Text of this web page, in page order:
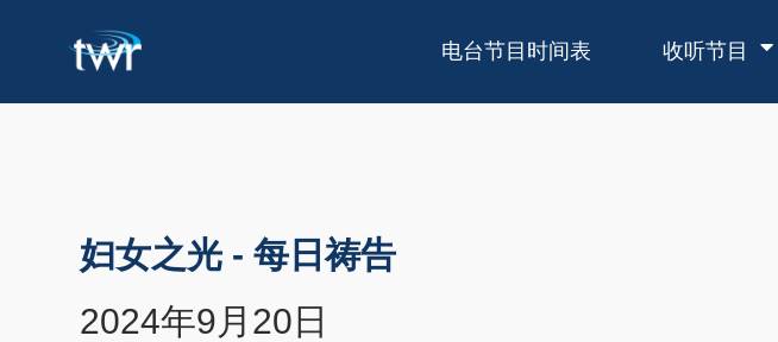
电台节目时间表 收听节目
妇女之光 - 每日祷告
2024年9月20日